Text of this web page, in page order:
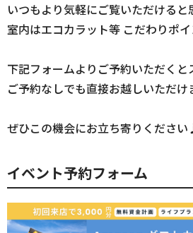
いつもより気軽にご覧いただけると
室内はエコカラット等 こだわりポイ
下記フォームよりご予約いただくと
ご予約なしでも直接お越しいただけ
ぜひこの機会にお立ち寄りくださ
イベント予約フォーム